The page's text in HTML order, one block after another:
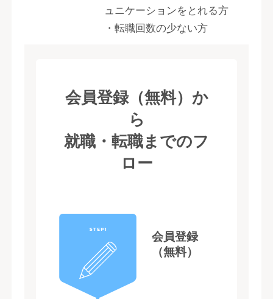
ュニケーションをとれる方
・転職回数の少ない方
会員登録（無料）か
ら
就職・転職までのフ
ロー
STEP1
会員登録
（無料）